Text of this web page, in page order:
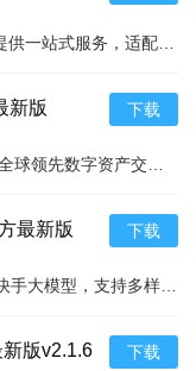
新版
下载
最新版
安卓最新
下载
版v2.1.6
下载